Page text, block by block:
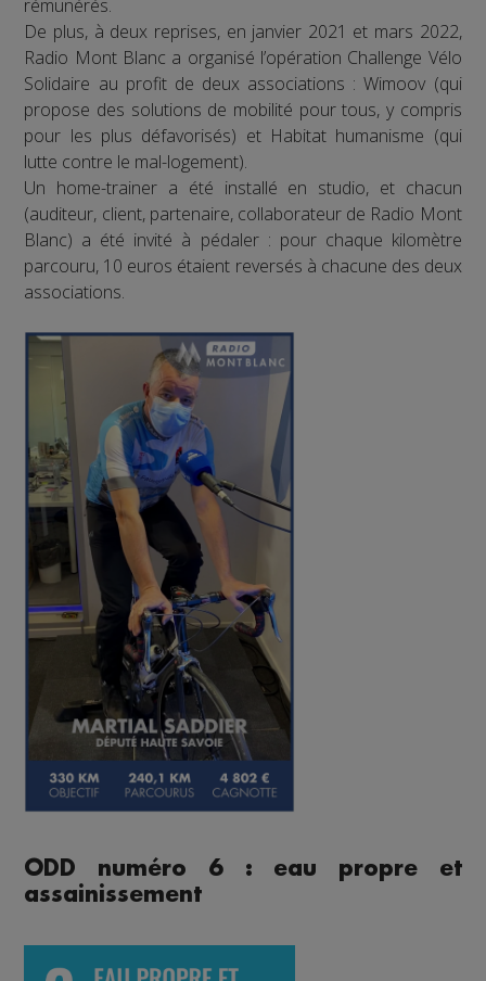
rémunérés.
De plus, à deux reprises, en janvier 2021 et mars 2022,
Radio Mont Blanc a organisé l’opération Challenge Vélo
Solidaire au profit de deux associations : Wimoov (qui
propose des solutions de mobilité pour tous, y compris
pour les plus défavorisés) et Habitat humanisme (qui
lutte contre le mal-logement).
Un home-trainer a été installé en studio, et chacun
(auditeur, client, partenaire, collaborateur de Radio Mont
Blanc) a été invité à pédaler : pour chaque kilomètre
parcouru, 10 euros étaient reversés à chacune des deux
associations.
ODD numéro 6 : eau propre et
assainissement